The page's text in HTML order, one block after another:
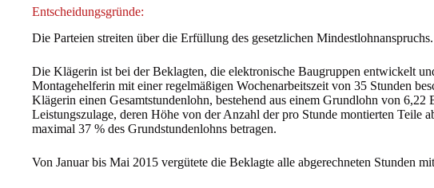
Entscheidungsgründe:
Die Parteien streiten über die Erfüllung des gesetzlichen Mindestlohnanspruchs.
Die Klägerin ist bei der Beklagten, die elektronische Baugruppen entwickelt
Montagehelferin mit einer regelmäßigen Wochenarbeitszeit von 35 Stunden
Klägerin einen Gesamtstundenlohn, bestehend aus einem Grundlohn von 6,22
Leistungszulage, deren Höhe von der Anzahl der pro Stunde montierten Teile
maximal 37 % des Grundstundenlohns betragen.
Von Januar bis Mai 2015 vergütete die Beklagte alle abgerechneten Stunden